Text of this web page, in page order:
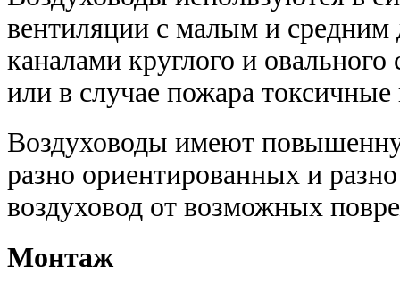
вентиляции с малым и средним
каналами круглого и
или в случае пожара
Воздуховоды имеют
разно ориентированных и
воздуховод от возможных
Монтаж